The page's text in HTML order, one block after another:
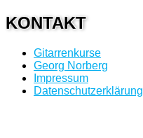
KONTAKT
Gitarrenkurse
Georg Norberg
Impressum
Datenschutzerklärung